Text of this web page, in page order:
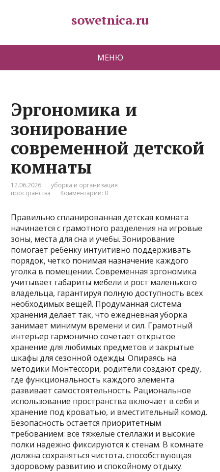
sowetnica.ru
МЕНЮ
Эргономика и
зонирование
современной детской
комнаты
12.06.2026
уборка и организация
пространства
Комментарии: 0
Правильно спланированная детская комната
начинается с грамотного разделения на игровые
зоны, места для сна и учебы. Зонирование
помогает ребенку интуитивно поддерживать
порядок, четко понимая назначение каждого
уголка в помещении. Современная эргономика
учитывает габариты мебели и рост маленького
владельца, гарантируя полную доступность всех
необходимых вещей. Продуманная система
хранения делает так, что ежедневная уборка
занимает минимум времени и сил. Грамотный
интерьер гармонично сочетает открытое
хранение для любимых предметов и закрытые
шкафы для сезонной одежды. Опираясь на
методики Монтессори, родители создают среду,
где функциональность каждого элемента
развивает самостоятельность. Рациональное
использование пространства включает в себя и
хранение под кроватью, и вместительный комод.
Безопасность остается приоритетным
требованием: все тяжелые стеллажи и высокие
полки надежно фиксируются к стенам. В комнате
должна сохраняться чистота, способствующая
здоровому развитию и спокойному отдыху.